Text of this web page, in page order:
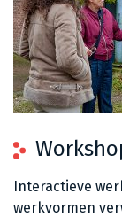
Interactieve
werkvormen